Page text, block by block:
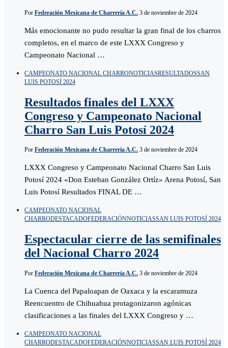
Por Federación Mexicana de Charrería A.C. 3 de noviembre de 2024
Más emocionante no pudo resultar la gran final de los charros
completos, en el marco de este LXXX Congreso y
Campeonato Nacional …
CAMPEONATO NACIONAL CHARRONOTICIASRESULTADOSSAN
LUIS POTOSÍ 2024
Resultados finales del LXXX
Congreso y Campeonato Nacional
Charro San Luis Potosí 2024
Por Federación Mexicana de Charrería A.C. 3 de noviembre de 2024
LXXX Congreso y Campeonato Nacional Charro San Luis
Potosí 2024 «Don Esteban González Ortíz» Arena Potosí, San
Luis Potosí Resultados FINAL DE …
CAMPEONATO NACIONAL
CHARRODESTACADOFEDERACIÓNNOTICIASSAN LUIS POTOSÍ 2024
Espectacular cierre de las semifinales
del Nacional Charro 2024
Por Federación Mexicana de Charrería A.C. 3 de noviembre de 2024
La Cuenca del Papaloapan de Oaxaca y la escaramuza
Reencuentro de Chihuahua protagonizaron agónicas
clasificaciones a las finales del LXXX Congreso y …
CAMPEONATO NACIONAL
CHARRODESTACADOFEDERACIÓNNOTICIASSAN LUIS POTOSÍ 2024